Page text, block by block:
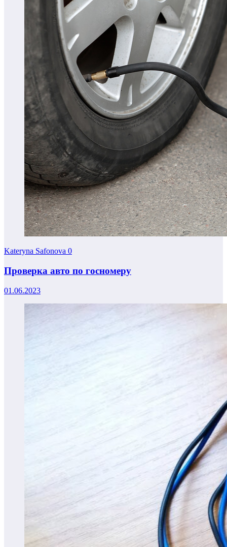
Kateryna Safonova 0
Проверка авто по госномеру
01.06.2023